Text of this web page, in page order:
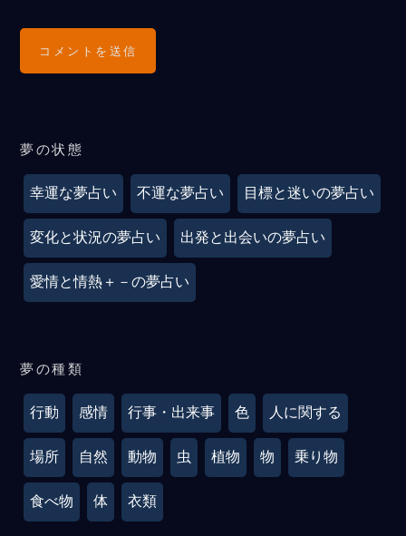
夢の状態
幸運な夢占い 不運な夢占い 目標と迷いの夢占い
変化と状況の夢占い 出発と出会いの夢占い
愛情と情熱＋－の夢占い
夢の種類
行動 感情 行事・出来事 色 人に関する
場所 自然 動物 虫 植物 物 乗り物
食べ物 体 衣類